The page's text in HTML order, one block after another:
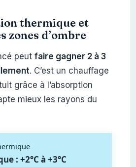
thermique et
zones d’ombre
peut faire gagner 2 à 3
. C’est un chauffage
grâce à l’absorption
mieux les rayons du
: +2°C à +3°C